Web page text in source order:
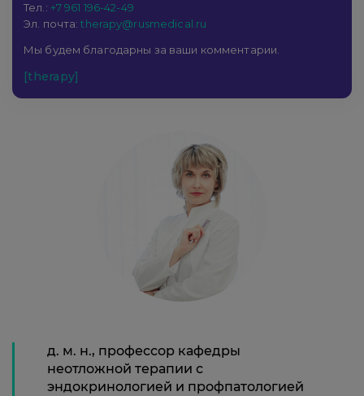
Тел.: +7 961 196-42-49
Эл. почта:therapy@rusmedical.ru
Мы будем благодарны за ваши комментарии.
[therapy]
д. м. н., профессор кафедры
неотложной терапии с
эндокринологией и профпатологией